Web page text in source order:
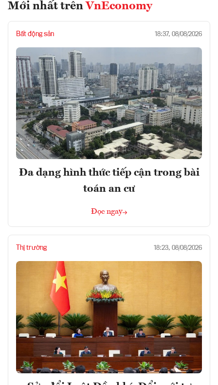
Mới nhất trên VnEconomy
Bất động sản 18:37, 08/08/2026
Đa dạng hình thức tiếp cận trong bài
toán an cư
Đọc ngay
Thị trường 18:23, 08/08/2026